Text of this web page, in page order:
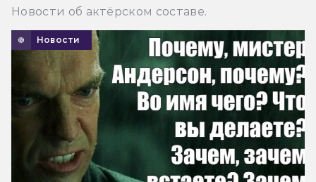
Новости об актёрском составе.
Новости